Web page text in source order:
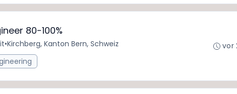
80-100%
•Kirchberg, Kanton Bern, Schweiz
vor